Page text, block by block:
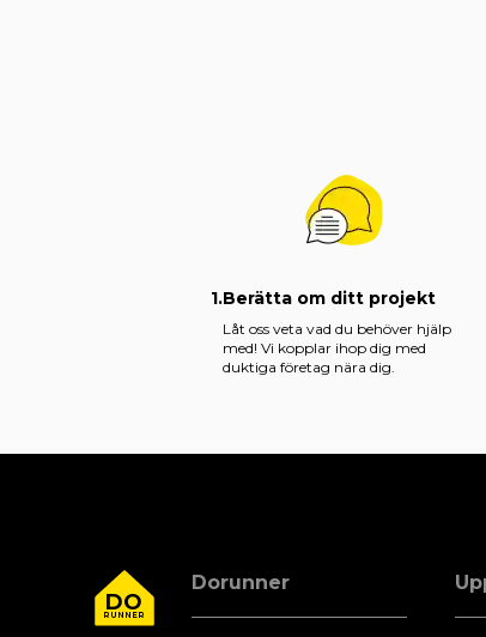
1.Berätta om ditt projekt
Låt oss veta vad du behöver hjälp
med! Vi kopplar ihop dig med
duktiga företag nära dig.
DO
RUNNER
Dorunner